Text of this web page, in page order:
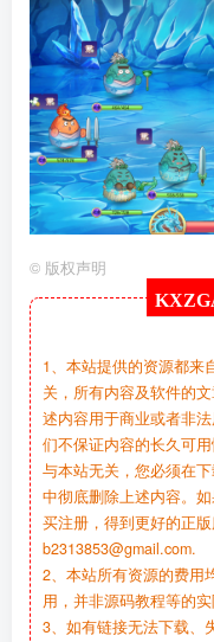
© 版权声明
1、本站提供的资源都来
关，所有内容及软件的
述内容用于商业或者非
们不保证内容的长久可
与本站无关，您必须在
中彻底删除上述内容。
买注册，得到更好的正
b2313853@gmail.com.
2、本站所有资源的费用
用，并非源码教程等的实
3、如有链接无法下载、